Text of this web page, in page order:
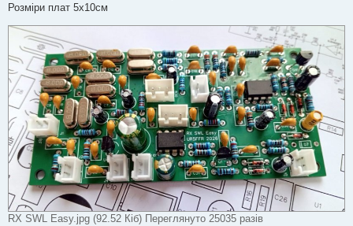
Розміри плат 5х10см
RX SWL Easy.jpg (92.52 Кіб) Переглянуто 25035 разів